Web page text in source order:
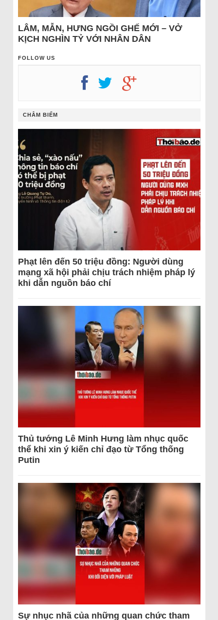
LÂM, MẪN, HƯNG NGỒI GHẾ MỚI – VỞ
KỊCH NGHÌN TỶ VỚI NHÂN DÂN
FOLLOW US
CHÂM BIẾM
Phạt lên đến 50 triệu đồng: Người dùng
mạng xã hội phải chịu trách nhiệm pháp lý
khi dẫn nguồn báo chí
Thủ tướng Lê Minh Hưng làm nhục quốc
thể khi xin ý kiến chỉ đạo từ Tổng thống
Putin
Sự nhục nhã của những quan chức tham